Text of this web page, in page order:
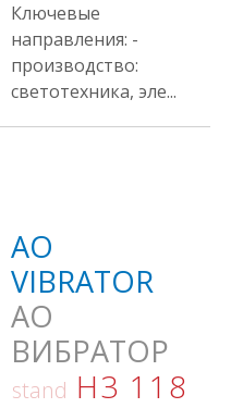
Ключевые
направления: -
производство:
светотехника, эле...
AO
VIBRATOR
АО
ВИБРАТОР
stand H3 118